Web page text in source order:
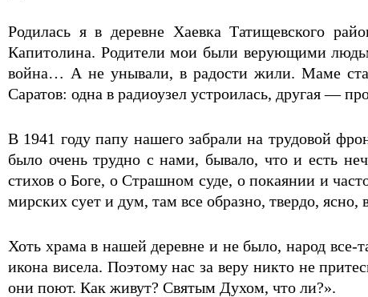
Родилась я в деревне Хаевка Татищевского
Капитолина. Родители мои были верующими
война… А не унывали, в радости жили. Маме
Саратов: одна в радиоузел устроилась, другая —
В 1941 году папу нашего забрали на трудовой
было очень трудно с нами, бывало, что и есть
стихов о Боге, о Страшном суде, о покаянии и
мирских сует и дум, там все образно, твердо,
Хоть храма в нашей деревне и не было, народ
икона висела. Поэтому нас за веру никто не
они поют. Как живут? Святым Духом, что ли?».